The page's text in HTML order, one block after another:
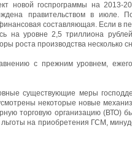
новой госпрограммы на 2013-
правительством в июле.
составляющая. Если в
на уровне 2,5 триллиона
роста производства несколько
с прежним уровнем,
существующие меры
некоторые новые
торговую организацию (ВТО)
на приобретения ГСМ,